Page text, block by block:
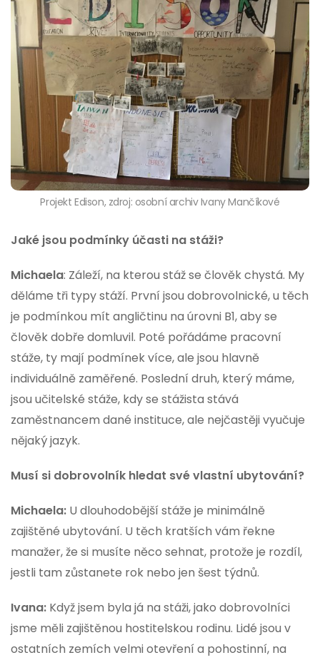
Projekt Edison, zdroj: osobní archiv Ivany Mančíkové
Jaké jsou podmínky účasti na stáži?
Michaela: Záleží, na kterou stáž se člověk chystá. My
děláme tři typy stáží. První jsou dobrovolnické, u těch
je podmínkou mít angličtinu na úrovni B1, aby se
člověk dobře domluvil. Poté pořádáme pracovní
stáže, ty mají podmínek více, ale jsou hlavně
individuálně zaměřené. Poslední druh, který máme,
jsou učitelské stáže, kdy se stážista stává
zaměstnancem dané instituce, ale nejčastěji vyučuje
nějaký jazyk.
Musí si dobrovolník hledat své vlastní ubytování?
Michaela: U dlouhodobější stáže je minimálně
zajištěné ubytování. U těch kratších vám řekne
manažer, že si musíte něco sehnat, protože je rozdíl,
jestli tam zůstanete rok nebo jen šest týdnů.
Ivana: Když jsem byla já na stáži, jako dobrovolníci
jsme měli zajištěnou hostitelskou rodinu. Lidé jsou v
ostatních zemích velmi otevření a pohostinní, na